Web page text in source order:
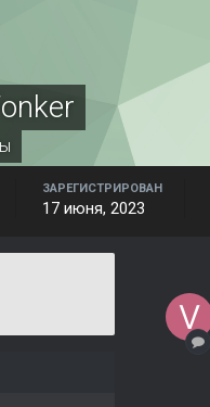
ЗАРЕГИСТРИРОВАН
17 июня, 2023